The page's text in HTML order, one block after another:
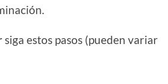
siga estos pasos (pueden variar